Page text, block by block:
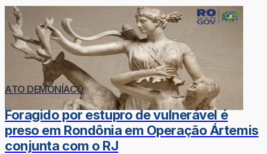
ATO DEMONÍACO
Foragido por estupro de vulnerável é
preso em Rondônia em Operação Ártemis
conjunta com o RJ